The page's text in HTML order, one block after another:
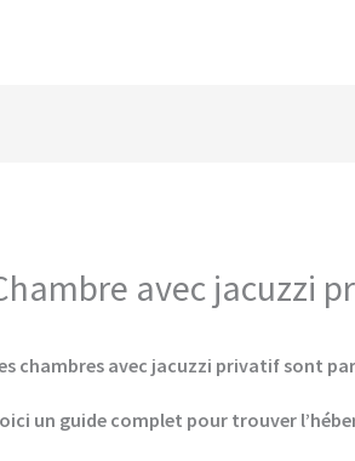
avec jacuzzi
chambres avec jacuzzi privatif sont
un guide complet pour trouver